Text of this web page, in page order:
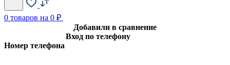
0 товаров на 0 ₽
Добавили в сравнение
Вход по телефону
Номер телефона